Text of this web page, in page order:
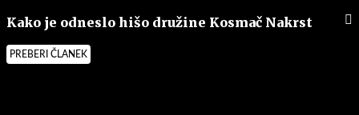
Kako je odneslo hišo družine Kosmač Nakrst
PREBERI ČLANEK